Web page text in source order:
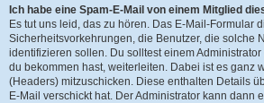
Ich habe eine Spam-E-Mail von einem Mitglied
Es tut uns leid, das zu hören. Das E-Mail-Formular
Sicherheitsvorkehrungen, die Benutzer, die solche
identifizieren sollen. Du solltest einem
du bekommen hast, weiterleiten. Dabei ist es ganz
(Headers) mitzuschicken. Diese enthalten Details
E-Mail verschickt hat. Der Administrator kann dann